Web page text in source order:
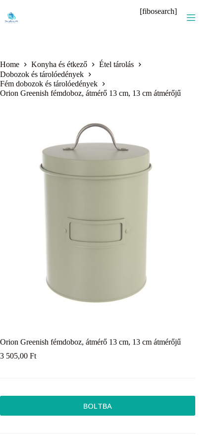
content
[fibosearch]
Home Konyha és étkező
Étel tárolás
Dobozok és tárolóedények
Fém dobozok és tárolóedények
Orion Greenish fémdoboz, átmérő 13 cm, 13 cm átmérőjű
Orion Greenish fémdoboz, átmérő 13 cm, 13 cm átmérőjű
3 505,00 Ft
BOLTBA